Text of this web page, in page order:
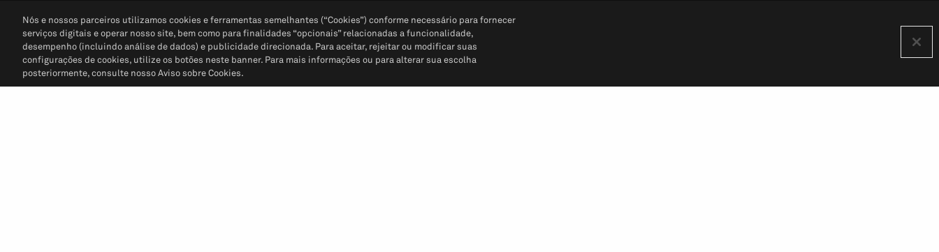
Nós e nossos parceiros utilizamos cookies e ferramentas semelhantes (“Cookies”) conforme necessário para fornecer
serviços digitais e operar nosso site, bem como para finalidades “opcionais” relacionadas a funcionalidade,
desempenho (incluindo análise de dados) e publicidade direcionada. Para aceitar, rejeitar ou modificar suas
configurações de cookies, utilize os botões neste banner. Para mais informações ou para alterar sua escolha
posteriormente, consulte nosso Aviso sobre Cookies.